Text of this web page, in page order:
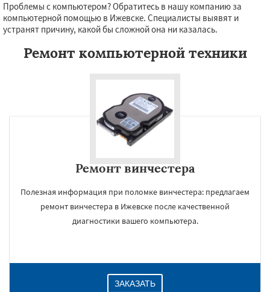
Проблемы с компьютером? Обратитесь в нашу компанию за
компьютерной помощью в Ижевске. Специалисты выявят и
устранят причину, какой бы сложной она ни казалась.
Ремонт компьютерной техники
Ремонт винчестера
Полезная информация при поломке винчестера: предлагаем
ремонт винчестера в Ижевске после качественной
диагностики вашего компьютера.
ЗАКАЗАТЬ